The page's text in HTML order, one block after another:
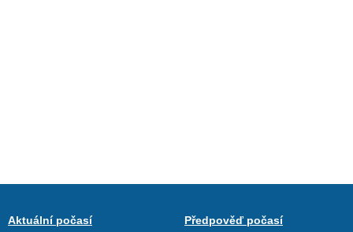
Aktuální počasí
Předpověď počasí